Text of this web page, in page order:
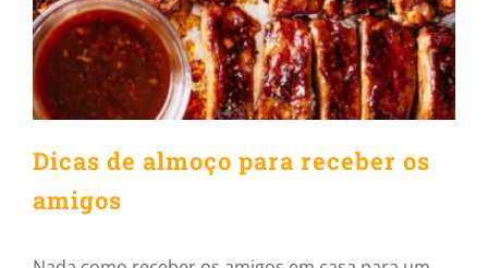
os amigos
Dicas de almoço para receber os
amigos